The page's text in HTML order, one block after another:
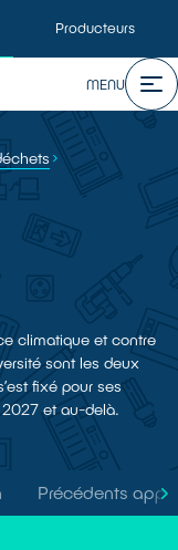
Producteurs
MENU
climatique et contre
sont les deux
fixé pour ses
et au-delà.
Précédents